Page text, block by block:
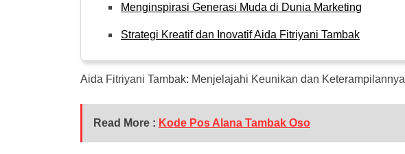
Menginspirasi Generasi Muda di Dunia Marketing
Strategi Kreatif dan Inovatif Aida Fitriyani Tambak
Aida Fitriyani Tambak: Menjelajahi Keunikan dan Keterampilannya
Read More : Kode Pos Alana Tambak Oso